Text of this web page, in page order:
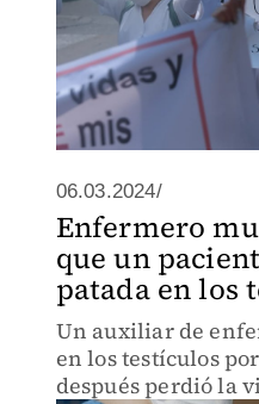
06.03.2024/
Enfermero
que un
patada en los
Un auxiliar de
en los testículos
después perdió la